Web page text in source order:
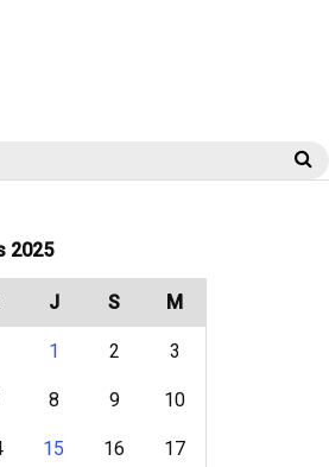
2025
J S M
1 2 3
8 9 10
15 16 17